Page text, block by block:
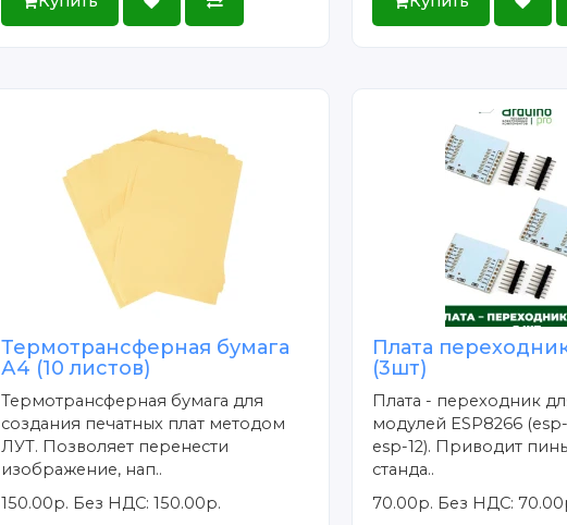
Термотрансферная бумага
А4 (10 листов)
Термотрансферная бумага для
создания печатных плат методом
ЛУТ. Позволяет перенести
изображение, нап..
150.00р. Без НДС: 150.00р.
Плата
(3шт)
Плата - переходник
модулей ESP8266
esp-12). Приводит
станда..
70.00р. Без НДС: